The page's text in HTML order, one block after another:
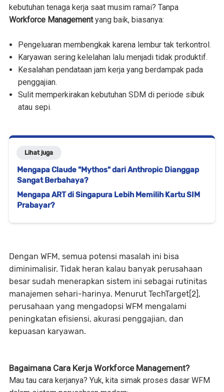
kebutuhan tenaga kerja saat musim ramai? Tanpa
Workforce Managementyang baik, biasanya:
Pengeluaran membengkak karena lembur tak terkontrol.
Karyawan sering kelelahan lalu menjadi tidak produktif.
Kesalahan pendataan jam kerja yang berdampak pada
penggajian.
Sulit memperkirakan kebutuhan SDM di periode sibuk
atau sepi.
Lihat juga
Mengapa Claude "Mythos" dari Anthropic Dianggap
Sangat Berbahaya?
Mengapa ART di Singapura Lebih Memilih Kartu SIM
Prabayar?
Dengan WFM, semua potensi masalah ini bisa
diminimalisir. Tidak heran kalau banyak perusahaan
besar sudah menerapkan sistem ini sebagai rutinitas
manajemen sehari-harinya. Menurut TechTarget[2],
perusahaan yang mengadopsi WFM mengalami
peningkatan efisiensi, akurasi penggajian, dan
kepuasan karyawan.
Bagaimana Cara Kerja Workforce Management?
Mau tau cara kerjanya? Yuk, kita simak proses dasar WFM